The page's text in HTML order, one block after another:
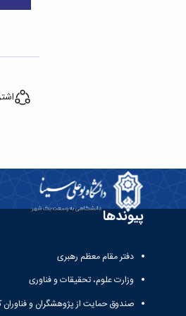
پیوندها
دفتر مقام معظم رهبری
وزارت علوم، تحقیقات و فناوری
صندوق حمایت از پژوهشگران و